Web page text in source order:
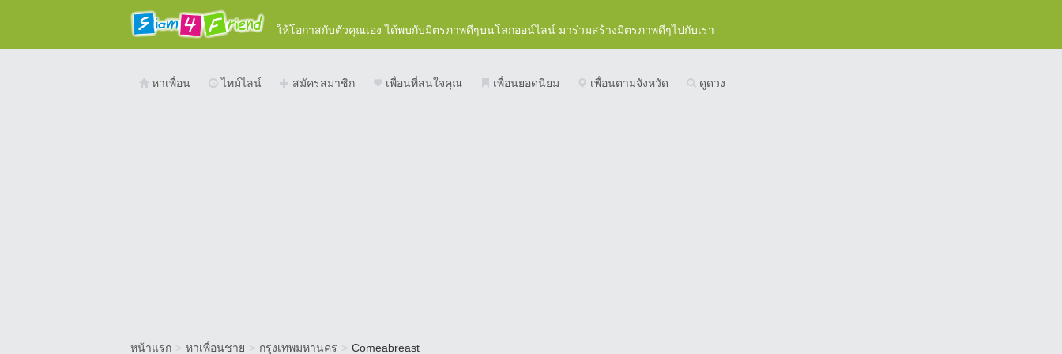
ให้โอกาสกับตัวคุณเอง ได้พบกับมิตรภาพดีๆบนโลกออน์ไลน์ มาร่วมสร้างมิตรภาพดีๆไปกับเรา
หาเพื่อน ไทม์ไลน์ สมัครสมาชิก เพื่อนที่สนใจคุณ เพื่อนยอดนิยม เพื่อนตามจังหวัด ดูดวง
หน้าแรก > หาเพื่อนชาย > กรุงเทพมหานคร > Comeabreast